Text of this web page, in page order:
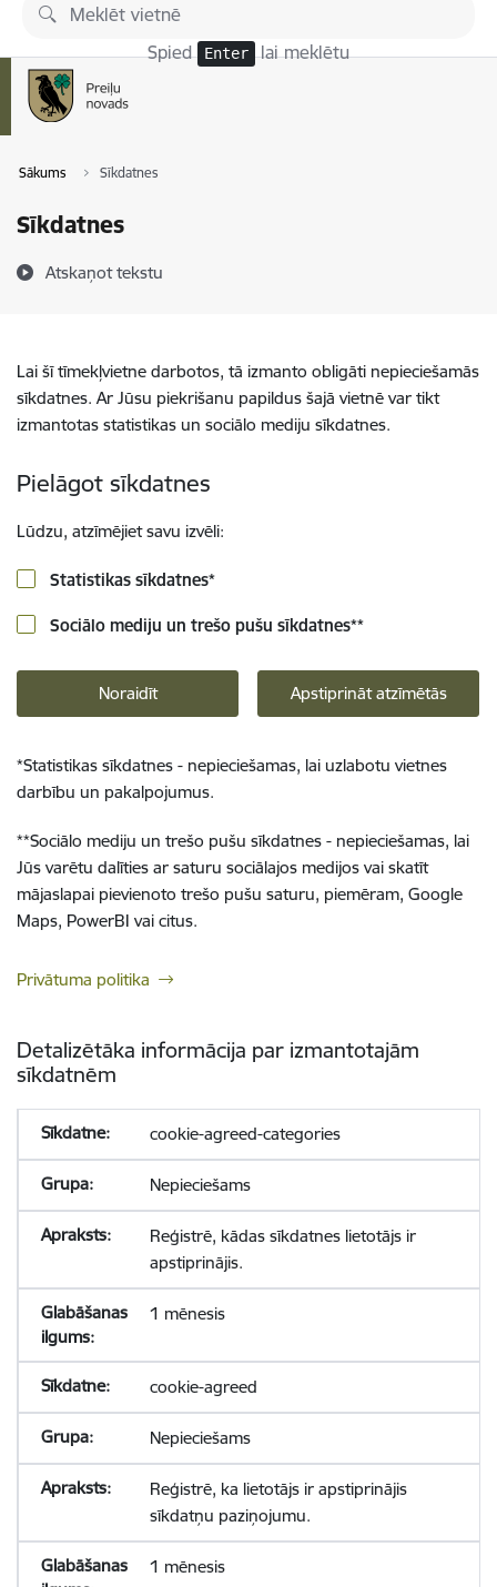
Pāriet uz lapas saturu
Spied Enter lai meklētu
Sākums Sīkdatnes
Sīkdatnes
Atskaņot tekstu
Lai šī tīmekļvietne darbotos, tā izmanto obligāti nepieciešamās
sīkdatnes. Ar Jūsu piekrišanu papildus šajā vietnē var tikt
izmantotas statistikas un sociālo mediju sīkdatnes.
Pielāgot sīkdatnes
Lūdzu, atzīmējiet savu izvēli:
Statistikas sīkdatnes*
Sociālo mediju un trešo pušu sīkdatnes**
Noraidīt Apstiprināt atzīmētās
*Statistikas sīkdatnes - nepieciešamas, lai uzlabotu vietnes
darbību un pakalpojumus.
**Sociālo mediju un trešo pušu sīkdatnes - nepieciešamas, lai
Jūs varētu dalīties ar saturu sociālajos medijos vai skatīt
mājaslapai pievienoto trešo pušu saturu, piemēram, Google
Maps, PowerBI vai citus.
Privātuma politika
Detalizētāka informācija par izmantotajām
sīkdatnēm
cookie-agreed-categories
Nepieciešams
Reģistrē, kādas sīkdatnes lietotājs ir
apstiprinājis.
1 mēnesis
cookie-agreed
Nepieciešams
Reģistrē, ka lietotājs ir apstiprinājis
sīkdatņu paziņojumu.
1 mēnesis